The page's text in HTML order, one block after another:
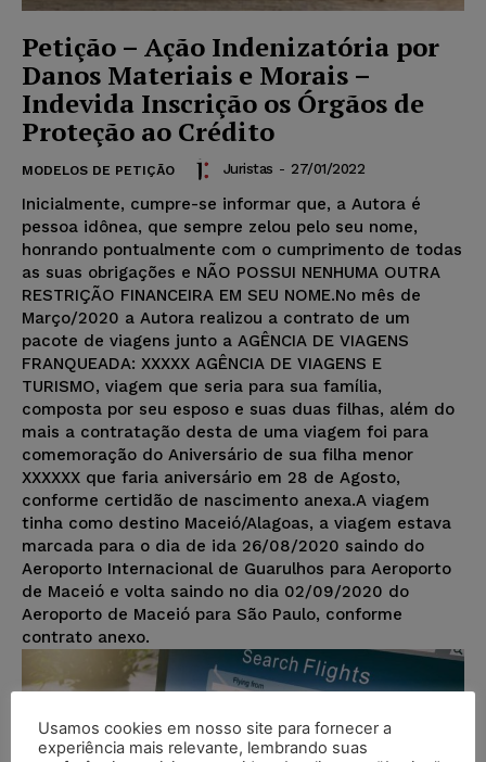
Petição – Ação Indenizatória por
Danos Materiais e Morais –
Indevida Inscrição os Órgãos de
Proteção ao Crédito
MODELOS DE PETIÇÃO Juristas - 27/01/2022
Inicialmente, cumpre-se informar que, a Autora é
pessoa idônea, que sempre zelou pelo seu nome,
honrando pontualmente com o cumprimento de todas
as suas obrigações e NÃO POSSUI NENHUMA OUTRA
RESTRIÇÃO FINANCEIRA EM SEU NOME.No mês de
Março/2020 a Autora realizou a contrato de um
pacote de viagens junto a AGÊNCIA DE VIAGENS
FRANQUEADA: XXXXX AGÊNCIA DE VIAGENS E
TURISMO, viagem que seria para sua família,
composta por seu esposo e suas duas filhas, além do
mais a contratação desta de uma viagem foi para
comemoração do Aniversário de sua filha menor
XXXXXX que faria aniversário em 28 de Agosto,
conforme certidão de nascimento anexa.A viagem
tinha como destino Maceió/Alagoas, a viagem estava
marcada para o dia de ida 26/08/2020 saindo do
Aeroporto Internacional de Guarulhos para Aeroporto
de Maceió e volta saindo no dia 02/09/2020 do
Aeroporto de Maceió para São Paulo, conforme
contrato anexo.
Usamos cookies em nosso site para fornecer a
experiência mais relevante, lembrando suas